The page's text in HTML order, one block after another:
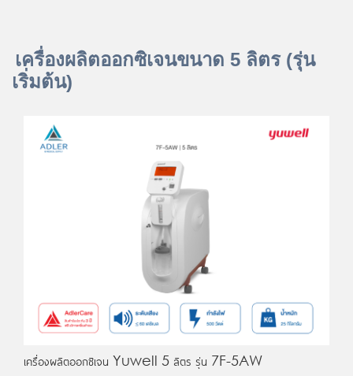
เครื่องผลิตออกซิเจนขนาด 5 ลิตร (รุ่น
เริ่มต้น)
เครื่องผลิตออกซิเจน Yuwell 5 ลิตร รุ่น 7F-5AW